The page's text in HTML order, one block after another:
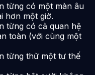
từng có một màn âu
hơn một giờ.
từng có cả quan hệ
toàn (với cùng một
từng thử một tư thế